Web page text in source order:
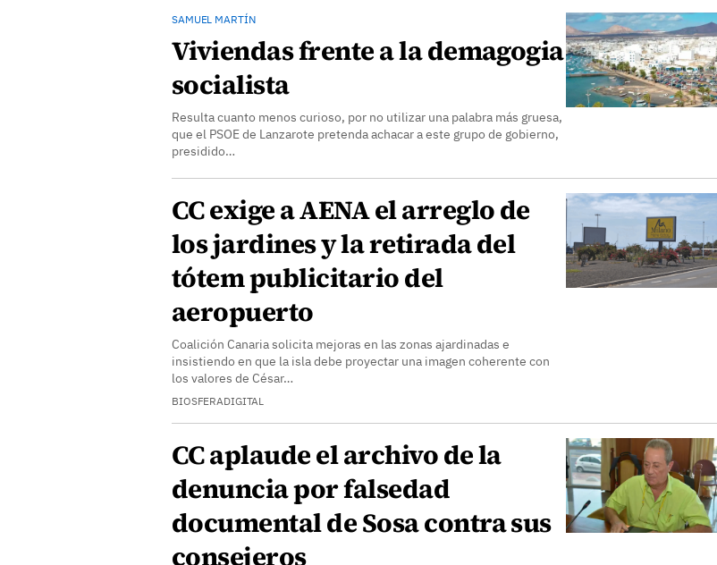
SAMUEL MARTÍN
Viviendas frente a la demagogia
socialista
Resulta cuanto menos curioso, por no utilizar una palabra más gruesa,
que el PSOE de Lanzarote pretenda achacar a este grupo de gobierno,
presidido…
CC exige a AENA el arreglo de
los jardines y la retirada del
tótem publicitario del
aeropuerto
Coalición Canaria solicita mejoras en las zonas ajardinadas e
insistiendo en que la isla debe proyectar una imagen coherente con
los valores de César…
BIOSFERADIGITAL
CC aplaude el archivo de la
denuncia por falsedad
documental de Sosa contra sus
consejeros